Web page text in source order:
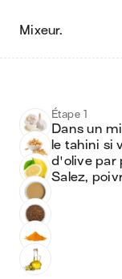
mixeur.
Étape 1
Dans un
le tahini si
d'olive par
Salez,